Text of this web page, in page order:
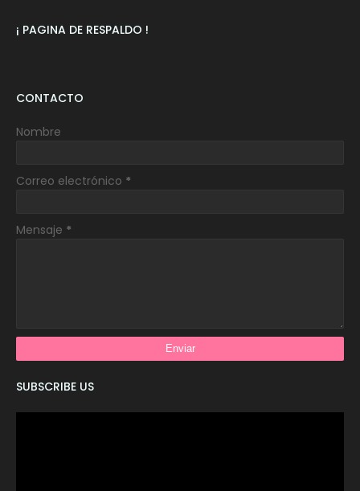
¡ PAGINA DE RESPALDO !
CONTACTO
Nombre
Correo electrónico *
Mensaje *
SUBSCRIBE US